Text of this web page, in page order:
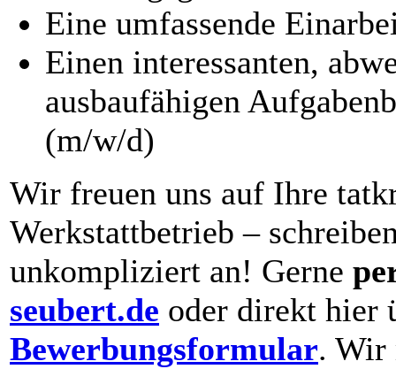
Eine umfassende
Einen interessanten,
ausbaufähigen
(m/w/d)
Wir freuen uns auf Ihre
Werkstattbetrieb –
unkompliziert an! Gerne
seubert.de oder direkt hier
Bewerbungsformular. Wir